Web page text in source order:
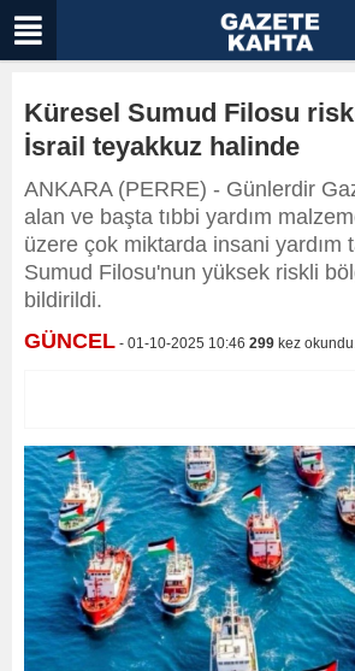
Küresel Sumud Filosu
İsrail teyakkuz halinde
ANKARA (PERRE) - Günlerdir
alan ve başta tıbbi yardım
üzere çok miktarda insani yardım
Sumud Filosu'nun yüksek riskli
bildirildi.
GÜNCEL - 01-10-2025 10:46 299 kez